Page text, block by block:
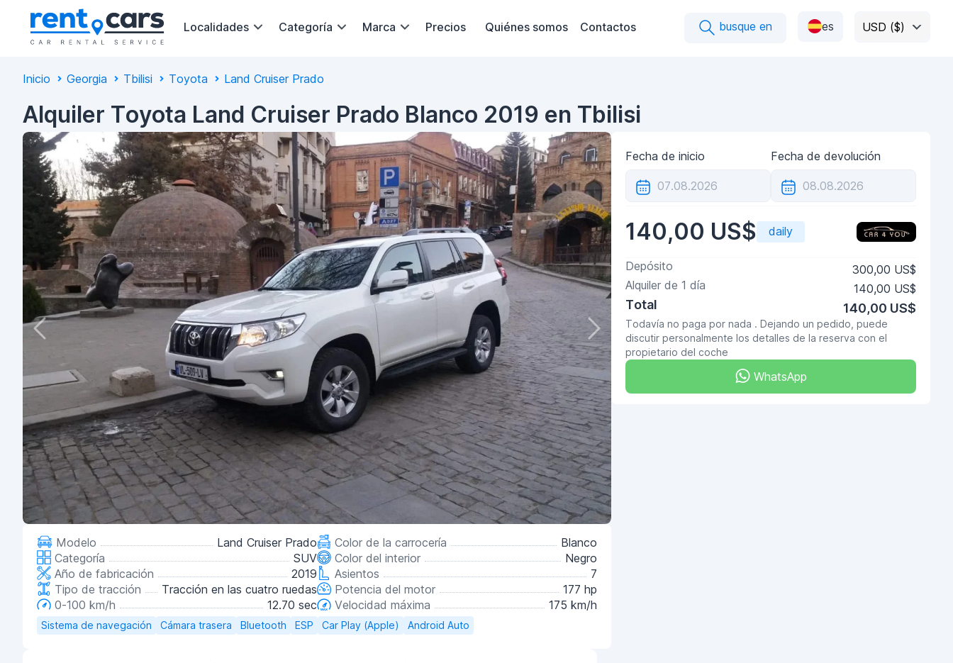
Localidades Categoría Marca Precios Quiénes somos Contactos busque en es USD ($)
Inicio Georgia Tbilisi Toyota Land Cruiser Prado
Alquiler Toyota Land Cruiser Prado Blanco 2019 en Tbilisi
Modelo
Land Cruiser Prado
Categoría
SUV
Año de fabricación
2019
Tipo de tracción
Tracción en las cuatro ruedas
0-100 km/h
12.70 sec
Color de la carrocería
Blanco
Color del interior
Negro
Asientos
7
Potencia del motor
177 hp
Velocidad máxima
175 km/h
Sistema de navegación Cámara trasera Bluetooth ESP Car Play (Apple) Android Auto
Fecha de inicio Fecha de devolución
140,00 US$ daily
Depósito
300,00 US$
Alquiler de 1 día 140,00 US$
Total 140,00 US$
Todavía no paga por nada . Dejando un pedido, puede
discutir personalmente los detalles de la reserva con el
propietario del coche
WhatsApp